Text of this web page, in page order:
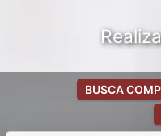
BUSCA